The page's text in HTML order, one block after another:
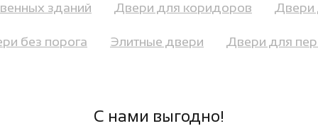
зданий Двери для коридоров Двери
без порога Элитные двери Двери для
С нами выгодно!